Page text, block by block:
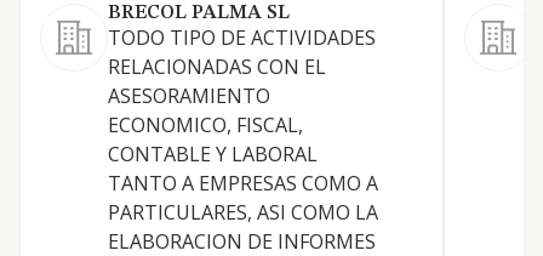
BRECOL PALMA SL
TODO TIPO DE ACTIVIDADES
RELACIONADAS CON EL
ASESORAMIENTO
ECONOMICO, FISCAL,
CONTABLE Y LABORAL
TANTO A EMPRESAS COMO A
PARTICULARES, ASI COMO LA
ELABORACION DE INFORMES